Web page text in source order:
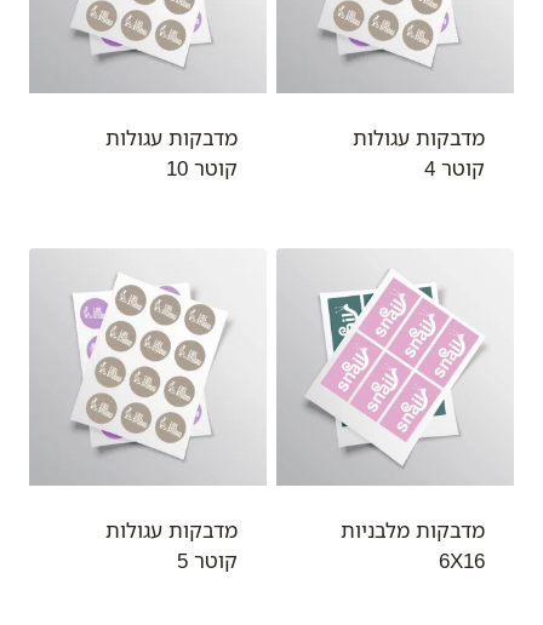
מדבקות עגולות
קוטר 4
מדבקות עגולות
קוטר 10
מדבקות מלבניות
6X16
מדבקות עגולות
קוטר 5